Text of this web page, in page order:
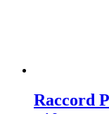
Raccord